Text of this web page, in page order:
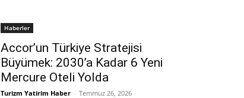
Haberler
Accor’un Türkiye Stratejisi
Büyümek: 2030’a Kadar 6 Yeni
Mercure Oteli Yolda
Turizm Yatirim Haber - Temmuz 26, 2026